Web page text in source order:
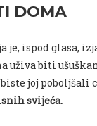
DOMA
ispod glasa,
uživa biti
joj poboljšali
svijeća.